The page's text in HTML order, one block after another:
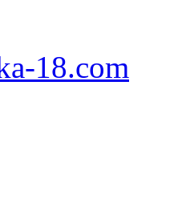
18.com